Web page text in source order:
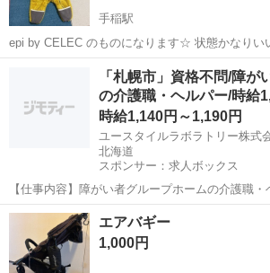
手稲駅
epi by CELEC のものになります☆ 状態かなりいいです
センチ出品しています！手稲駅 ベビー用品
「札幌市」資格不問/障が
の介護職・ヘルパー/時給
時給1,140円～1,190円
ユースタイルラボラトリー株式
北海道
スポンサー：求人ボックス
【仕事内容】障がい者グループホームの介護職
活支援員としての業務を行っていただきます。 <
事の準備 食事・入浴・就寝の支援 日常生活の相
録 就業支援施設への送り出し など...
アルバイト・パート
エアバギー
1,000円